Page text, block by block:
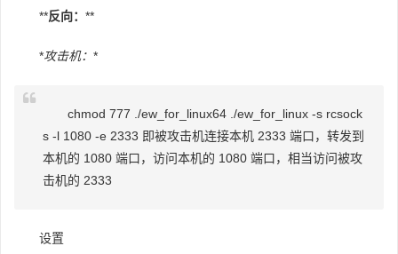
**反向： **
*攻击机： *
chmod 777 ./ew_for_linux64 ./ew_for_linux -s rcsock
s -l 1080 -e 2333 即被攻击机连接本机 2333 端口，转发到
本机的 1080 端口，访问本机的 1080 端口，相当访问被攻
击机的 2333
设置